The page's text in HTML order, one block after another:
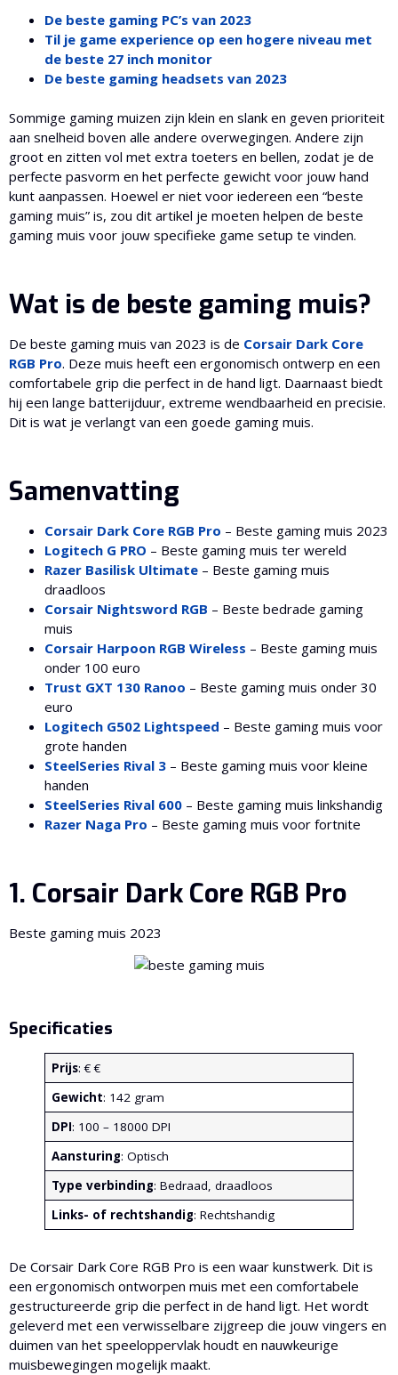
De beste gaming PC’s van 2023
Til je game experience op een hogere niveau met
de beste 27 inch monitor
De beste gaming headsets van 2023
Sommige gaming muizen zijn klein en slank en geven prioriteit
aan snelheid boven alle andere overwegingen. Andere zijn
groot en zitten vol met extra toeters en bellen, zodat je de
perfecte pasvorm en het perfecte gewicht voor jouw hand
kunt aanpassen. Hoewel er niet voor iedereen een “beste
gaming muis” is, zou dit artikel je moeten helpen de beste
gaming muis voor jouw specifieke game setup te vinden.
Wat is de beste gaming muis?
De beste gaming muis van 2023 is de Corsair Dark Core
RGB Pro. Deze muis heeft een ergonomisch ontwerp en een
comfortabele grip die perfect in de hand ligt. Daarnaast biedt
hij een lange batterijduur, extreme wendbaarheid en precisie.
Dit is wat je verlangt van een goede gaming muis.
Samenvatting
Corsair Dark Core RGB Pro – Beste gaming muis 2023
Logitech G PRO – Beste gaming muis ter wereld
Razer Basilisk Ultimate – Beste gaming muis
draadloos
Corsair Nightsword RGB – Beste bedrade gaming
muis
Corsair Harpoon RGB Wireless – Beste gaming muis
onder 100 euro
Trust GXT 130 Ranoo – Beste gaming muis onder 30
euro
Logitech G502 Lightspeed – Beste gaming muis voor
grote handen
SteelSeries Rival 3 – Beste gaming muis voor kleine
handen
SteelSeries Rival 600 – Beste gaming muis linkshandig
Razer Naga Pro – Beste gaming muis voor fortnite
1. Corsair Dark Core RGB Pro
Beste gaming muis 2023
Specificaties
Prijs: € €
Gewicht: 142 gram
DPI: 100 – 18000 DPI
Aansturing: Optisch
Type verbinding: Bedraad, draadloos
Links- of rechtshandig: Rechtshandig
De Corsair Dark Core RGB Pro is een waar kunstwerk. Dit is
een ergonomisch ontworpen muis met een comfortabele
gestructureerde grip die perfect in de hand ligt. Het wordt
geleverd met een verwisselbare zijgreep die jouw vingers en
duimen van het speeloppervlak houdt en nauwkeurige
muisbewegingen mogelijk maakt.